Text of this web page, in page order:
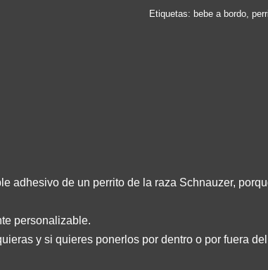
Etiquetas: bebe a bordo ,
adhesivo de un perrito de la raza Schnauzer,
personalizable.
y si quieres ponerlos por dentro o por fuera